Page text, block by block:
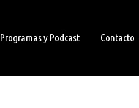
Programas y Podcast Contacto